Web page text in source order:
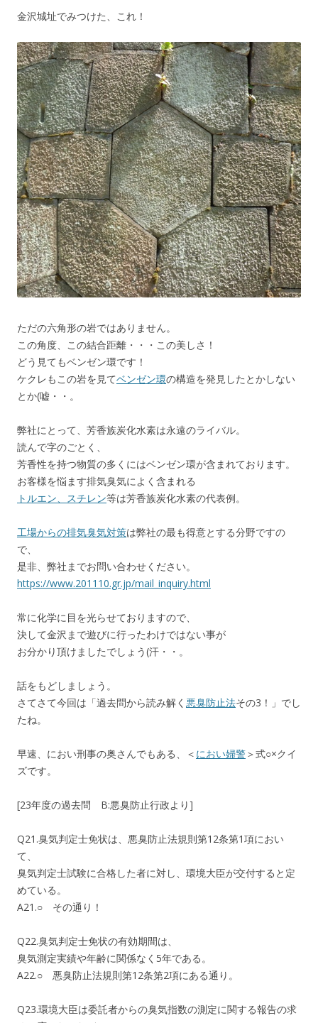
金沢城址でみつけた、これ！
ただの六角形の岩ではありません。
この角度、この結合距離・・・この美しさ！
どう見てもベンゼン環です！
ケクレもこの岩を見てベンゼン環の構造を発見したとかしない
とか(嘘・・。
弊社にとって、芳香族炭化水素は永遠のライバル。
読んで字のごとく、
芳香性を持つ物質の多くにはベンゼン環が含まれております。
お客様を悩ます排気臭気によく含まれる
トルエン、スチレン等は芳香族炭化水素の代表例。
工場からの排気臭気対策は弊社の最も得意とする分野ですの
で、
是非、弊社までお問い合わせください。
https://www.201110.gr.jp/mail_inquiry.html
常に化学に目を光らせておりますので、
決して金沢まで遊びに行ったわけではない事が
お分かり頂けましたでしょう(汗・・。
話をもどしましょう。
さてさて今回は「過去問から読み解く 悪臭防止法その3！」でし
たね。
早速、におい刑事の奥さんでもある、＜ におい婦警＞式○×クイ
ズです。
[23年度の過去問 B:悪臭防止行政より]
Q21.臭気判定士免状は、悪臭防止法規則第12条第1項におい
て、
臭気判定士試験に合格した者に対し、環境大臣が交付すると定
めている。
A21.○ その通り！
Q22.臭気判定士免状の有効期間は、
臭気測定実績や年齢に関係なく5年である。
A22.○ 悪臭防止法規則第12条第2項にある通り。
Q23.環境大臣は委託者からの臭気指数の測定に関する報告の求